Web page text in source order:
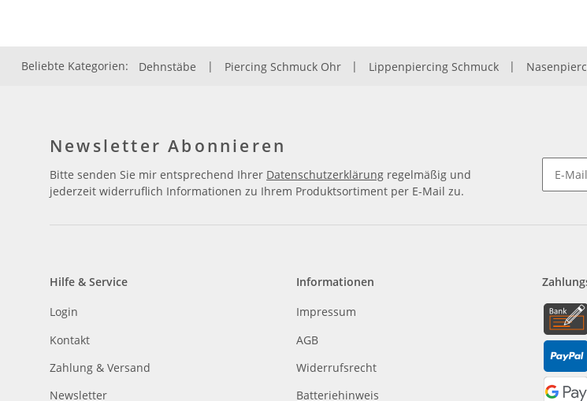
Beliebte Kategorien: Dehnstäbe | Piercing Schmuck Ohr | Lippenpiercing Schmuck |
Newsletter Abonnieren
Bitte senden Sie mir entsprechend Ihrer Datenschutzerklärung regelmäßig und
jederzeit widerruflich Informationen zu Ihrem Produktsortiment per E-Mail zu.
Hilfe & Service
Login
Kontakt
Zahlung & Versand
Newsletter
Informationen
Impressum
AGB
Widerrufsrecht
Batteriehinweis